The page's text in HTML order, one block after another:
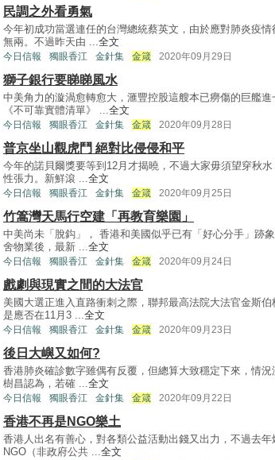
民調之外看勇氣
今年初成功當選連任的台灣總統蔡英文，由於應對肺炎疫
無兩。不過昨天由 ...全文
今日信報 獨眼香江 金針集 金箴 2020年09月29日
獅子銀行要睇睇風水
中美角力的漩渦愈轉愈大，滙豐控股這艘本已癆傷的巨艦
《不可靠實體清單》 ...全文
今日信報 獨眼香江 金針集 金箴 2020年09月28日
普京坐山觀虎鬥 絕對比侵侵和平
今年的諾貝爾獎要等到12月才揭曉，不過大家毋須望穿秋
性張力。新鮮滾 ...全文
今日信報 獨眼香江 金針集 金箴 2020年09月25日
竹篙灣天馬行空建「再教育樂園」
中美尚未「脫鈎」， 香港和美國似乎已有「好心分手」跡
舍物業後，最新 ...全文
今日信報 獨眼香江 金針集 金箴 2020年09月24日
戲劇與現實之間的大法官
美國大選正進入直路衝刺之際，聯邦最高法院大法官金斯
是應否在11月3 ...全文
今日信報 獨眼香江 金針集 金箴 2020年09月23日
後日大嶼又如何?
香港肺炎確診數字雖偶有反覆，但總算大致穩定下來，情
樹昌認為，若確 ...全文
今日信報 獨眼香江 金針集 金箴 2020年09月22日
香港不再是NGO樂土
香港人出名有善心，對各類公益活動出錢又出力，不過去
NGO（非政府公共 ...全文